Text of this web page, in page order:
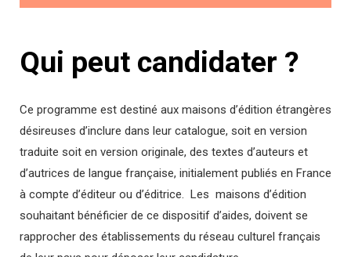
Qui peut candidater ?
Ce programme est destiné aux maisons d’édition étrangères
désireuses d’inclure dans leur catalogue, soit en version
traduite soit en version originale, des textes d’auteurs et
d’autrices de langue française, initialement publiés en France
à compte d’éditeur ou d’éditrice. Les maisons d’édition
souhaitant bénéficier de ce dispositif d’aides, doivent se
rapprocher des établissements du réseau culturel français